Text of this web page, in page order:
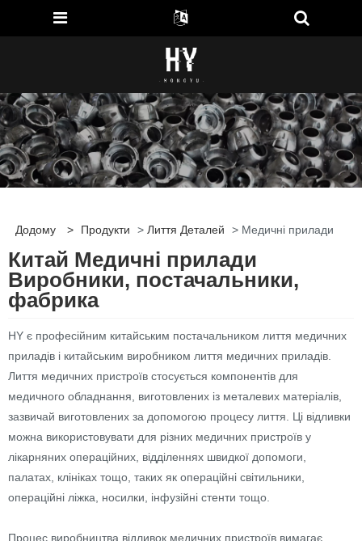
Додому > Продукти > Лиття Деталей > Медичні прилади
Китай Медичні прилади
Виробники, постачальники,
фабрика
HY є професійним китайським постачальником лиття медичних
приладів і китайським виробником лиття медичних приладів.
Лиття медичних пристроїв стосується компонентів для
медичного обладнання, виготовлених із металевих матеріалів,
зазвичай виготовлених за допомогою процесу лиття. Ці відливки
можна використовувати для різних медичних пристроїв у
лікарняних операційних, відділеннях швидкої допомоги,
палатах, клініках тощо, таких як операційні світильники,
операційні ліжка, носилки, інфузійні стенти тощо.
Процес виробництва відливок медичних пристроїв вимагає